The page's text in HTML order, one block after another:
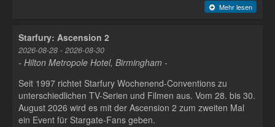
Mehr lesen
Starfury: Ascension 2
2026-08-28 - 2026-08-30
- Hilton Metropole Hotel, Birmingham -
Seit 1997 richtet Starfury Wochenend-Conventions zu
unterschiedlichen TV-Serien und Filmen aus. Vom 28. bis 30.
August 2026 wird es mit der Ascension 2 zum zweiten Mal
ein Event für Stargate-Fans geben.